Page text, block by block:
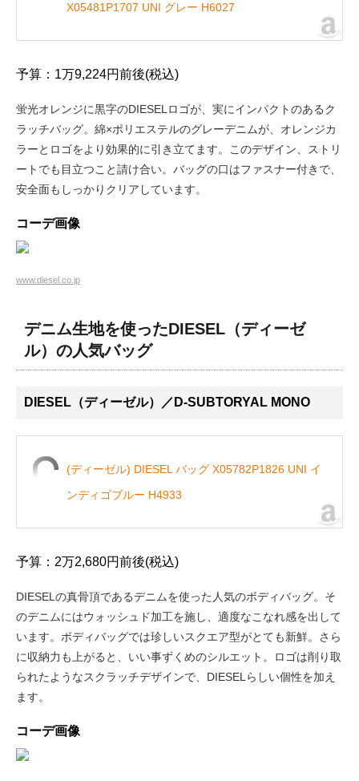
X05481P1707 UNI グレー H6027
予算：1万9,224円前後(税込)
蛍光オレンジに黒字のDIESELロゴが、実にインパクトのあるク
ラッチバッグ。綿×ポリエステルのグレーデニムが、オレンジカ
ラーとロゴをより効果的に引き立てます。このデザイン、ストリ
ートでも目立つこと請け合い。バッグの口はファスナー付きで、
安全面もしっかりクリアしています。
コーデ画像
www.diesel.co.jp
デニム生地を使ったDIESEL（ディーゼ
ル）の人気バッグ
DIESEL（ディーゼル）／D-SUBTORYAL MONO
(ディーゼル) DIESEL バッグ X05782P1826 UNI イ
ンディゴブルー H4933
予算：2万2,680円前後(税込)
DIESELの真骨頂であるデニムを使った人気のボディバッグ。そ
のデニムにはウォッシュド加工を施し、適度なこなれ感を出して
います。ボディバッグでは珍しいスクエア型がとても新鮮。さら
に収納力も上がると、いい事ずくめのシルエット。ロゴは削り取
られたようなスクラッチデザインで、DIESELらしい個性を加え
ます。
コーデ画像